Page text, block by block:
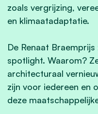
zoals vergrijzing,
en klimaatadaptatie.
De Renaat
spotlight. Waarom?
architecturaal
zijn voor iedereen en
deze